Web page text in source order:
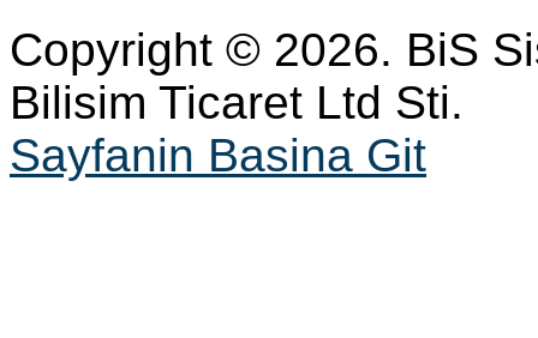
Copyright © 2026. BiS
Bilisim Ticaret Ltd Sti.
Sayfanin Basina Git